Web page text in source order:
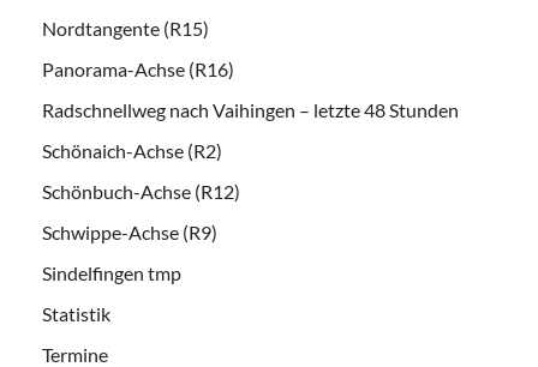
Nordtangente (R15)
Panorama-Achse (R16)
Radschnellweg nach Vaihingen – letzte 48 Stunden
Schönaich-Achse (R2)
Schönbuch-Achse (R12)
Schwippe-Achse (R9)
Sindelfingen tmp
Statistik
Termine